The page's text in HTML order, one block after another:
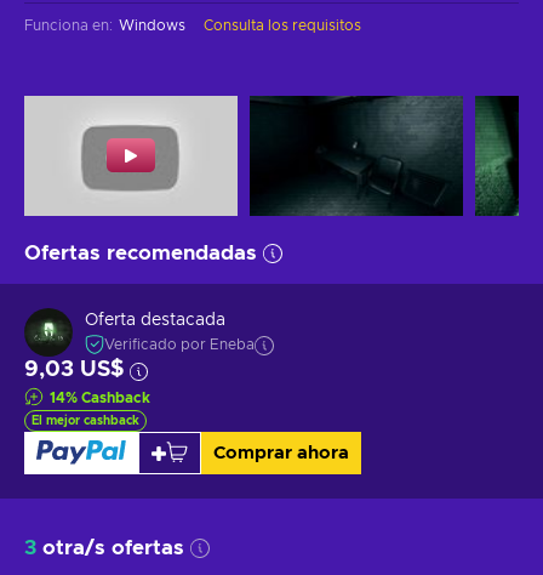
Funciona en: Windows Consulta los requisitos
Ofertas recomendadas
Oferta destacada
Verificado por Eneba
9,03 US$
14% Cashback
El mejor cashback
Comprar ahora
3 otra/s ofertas